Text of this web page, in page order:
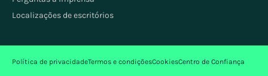
Localizações de escritórios
Política de privacidadeTermos e condiçõesCookiesCentro de Confiança